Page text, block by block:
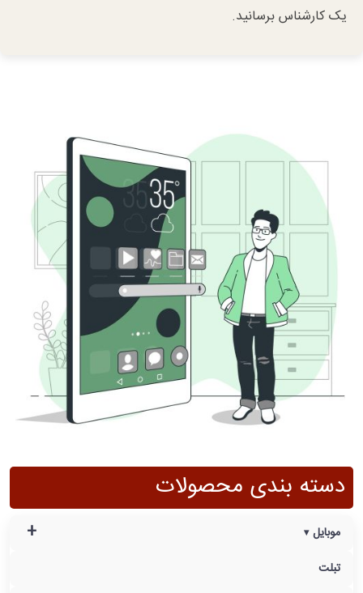
یک کارشناس برسانید.
دسته بندی محصولات
+
موبایل
تبلت